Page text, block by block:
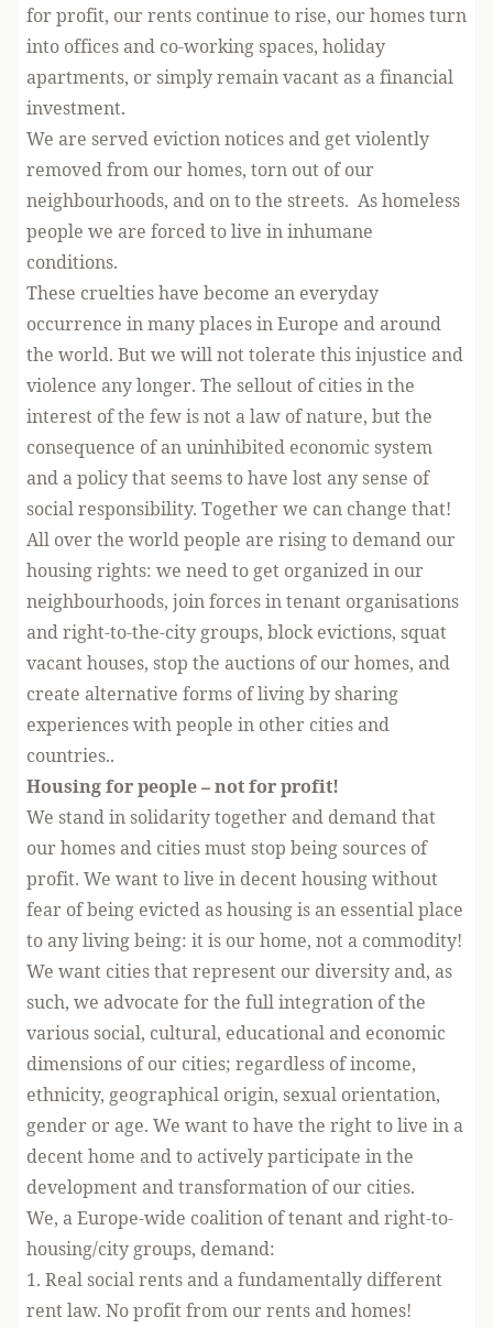
for profit, our rents continue to rise, our homes turn
into offices and co-working spaces, holiday
apartments, or simply remain vacant as a financial
investment.
We are served eviction notices and get violently
removed from our homes, torn out of our
neighbourhoods, and on to the streets. As homeless
people we are forced to live in inhumane
conditions.
These cruelties have become an everyday
occurrence in many places in Europe and around
the world. But we will not tolerate this injustice and
violence any longer. The sellout of cities in the
interest of the few is not a law of nature, but the
consequence of an uninhibited economic system
and a policy that seems to have lost any sense of
social responsibility. Together we can change that!
All over the world people are rising to demand our
housing rights: we need to get organized in our
neighbourhoods, join forces in tenant organisations
and right-to-the-city groups, block evictions, squat
vacant houses, stop the auctions of our homes, and
create alternative forms of living by sharing
experiences with people in other cities and
countries..
Housing for people – not for profit!
We stand in solidarity together and demand that
our homes and cities must stop being sources of
profit. We want to live in decent housing without
fear of being evicted as housing is an essential place
to any living being: it is our home, not a commodity!
We want cities that represent our diversity and, as
such, we advocate for the full integration of the
various social, cultural, educational and economic
dimensions of our cities; regardless of income,
ethnicity, geographical origin, sexual orientation,
gender or age. We want to have the right to live in a
decent home and to actively participate in the
development and transformation of our cities.
We, a Europe-wide coalition of tenant and right-to-
housing/city groups, demand:
1. Real social rents and a fundamentally different
rent law. No profit from our rents and homes!